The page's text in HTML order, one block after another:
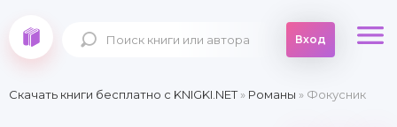
Вход
Скачать книги бесплатно c KNIGKI.NET» Романы » Фокусник